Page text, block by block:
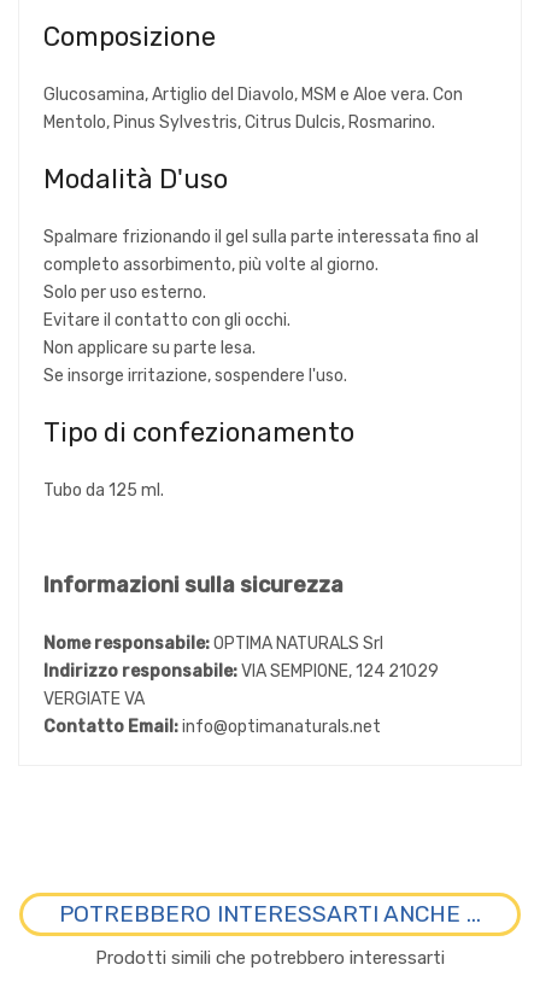
Composizione
Glucosamina, Artiglio del Diavolo, MSM e Aloe vera. Con
Mentolo, Pinus Sylvestris, Citrus Dulcis, Rosmarino.
Modalità D'uso
Spalmare frizionando il gel sulla parte interessata fino al
completo assorbimento, più volte al giorno.
Solo per uso esterno.
Evitare il contatto con gli occhi.
Non applicare su parte lesa.
Se insorge irritazione, sospendere l'uso.
Tipo di confezionamento
Tubo da 125 ml.
Informazioni sulla sicurezza
Nome responsabile:OPTIMA NATURALS Srl
Indirizzo responsabile:VIA SEMPIONE, 124 21029
VERGIATE VA
Contatto Email:info@optimanaturals.net
POTREBBERO INTERESSARTI ANCHE ...
Prodotti simili che potrebbero interessarti